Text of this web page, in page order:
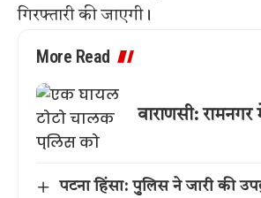
गिरफ्तारी की जाएगी।
More Read
वाराणसी:
पटना हिंसा: पुलिस ने जारी की